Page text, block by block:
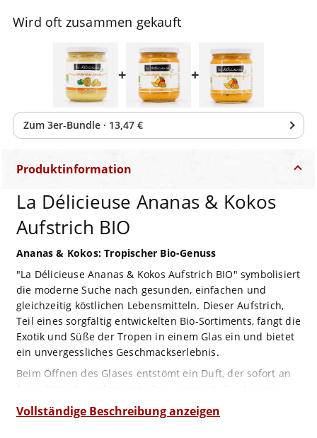
Wird oft zusammen gekauft
+ +
Zum 3er-Bundle · 13,47 €
Produktinformation
La Délicieuse Ananas & Kokos
Aufstrich BIO
Ananas & Kokos: Tropischer Bio-Genuss
"La Délicieuse Ananas & Kokos Aufstrich BIO" symbolisiert
die moderne Suche nach gesunden, einfachen und
gleichzeitig köstlichen Lebensmitteln. Dieser Aufstrich,
Teil eines sorgfältig entwickelten Bio-Sortiments, fängt die
Exotik und Süße der Tropen in einem Glas ein und bietet
ein unvergessliches Geschmackserlebnis.
Beim Öffnen des Glases entstömt ein Duft, der sofort an
bietet eine natürliche, fruchtige Süße, die sich nahtlos mit
der cremigen, reichhaltigen Note des Kokos verbindet.
Vollständige Beschreibung anzeigen